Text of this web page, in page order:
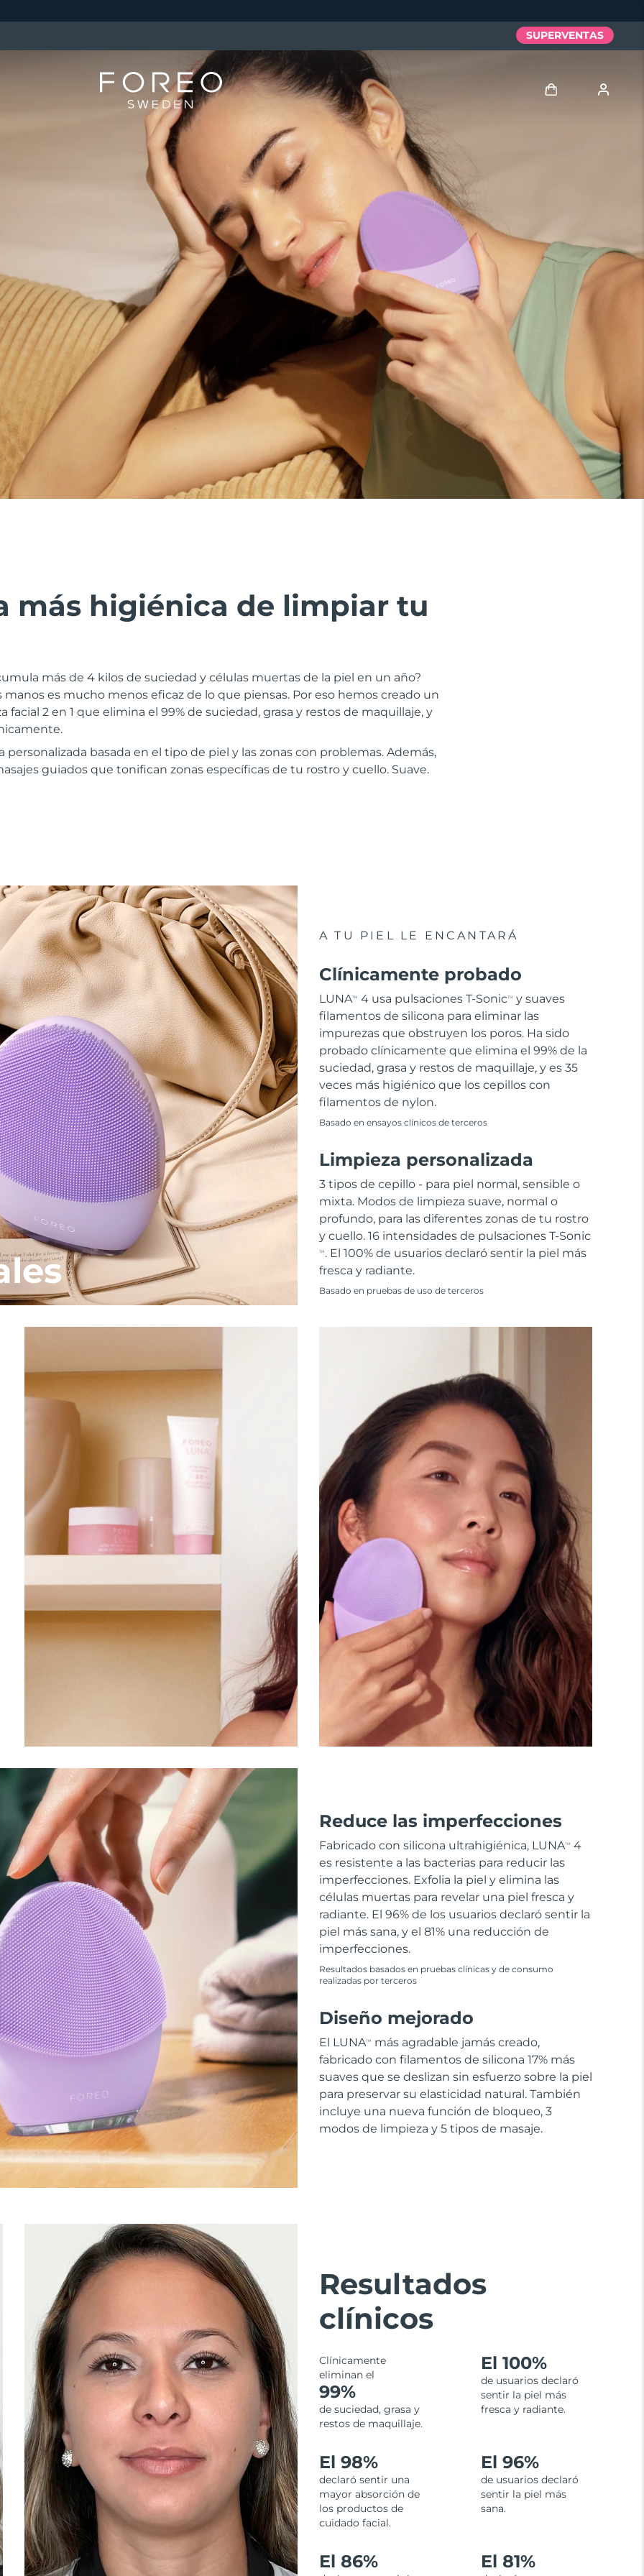
más higiénica de limpiar tu
más de 4 kilos de suciedad y células muertas de la piel en un año?
es mucho menos eficaz de lo que piensas. Por eso hemos creado un
facial 2 en 1 que elimina el 99% de suciedad, grasa y restos de maquillaje, y
personalizada basada en el tipo de piel y las zonas con problemas. Además,
guiados que tonifican zonas específicas de tu rostro y cuello. Suave.
A TU PIEL LE ENCANTARÁ
Clínicamente probado
LUNATM 4 usa pulsaciones T-SonicTM
y suaves
filamentos de silicona para eliminar las
impurezas que obstruyen los poros. Ha sido
probado clínicamente que elimina el 99% de la
suciedad, grasa y restos de maquillaje, y es 35
veces más higiénico que los cepillos con
filamentos de nylon.
Basado en ensayos clínicos de terceros
Limpieza personalizada
3 tipos de cepillo - para piel normal, sensible o
mixta. Modos de limpieza suave, normal o
profundo, para las diferentes zonas de tu rostro
y cuello. 16 intensidades de pulsaciones T-Sonic
TM . El 100% de usuarios declaró sentir la piel más
fresca y radiante.
Basado en pruebas de uso de terceros
Reduce las imperfecciones
Fabricado con silicona ultrahigiénica, LUNATM
4
es resistente a las bacterias para reducir las
imperfecciones. Exfolia la piel y elimina las
células muertas para revelar una piel fresca y
radiante. El 96% de los usuarios declaró sentir la
piel más sana, y el 81% una reducción de
imperfecciones.
Resultados basados en pruebas clínicas y de consumo
realizadas por terceros
Diseño mejorado
El LUNATM
más agradable jamás creado,
fabricado con filamentos de silicona 17% más
suaves que se deslizan sin esfuerzo sobre la piel
para preservar su elasticidad natural. También
incluye una nueva función de bloqueo, 3
modos de limpieza y 5 tipos de masaje.
Resultados
clínicos
Clínicamente
eliminan el
99%
de suciedad, grasa y
restos de maquillaje.
El 100%
de usuarios declaró
sentir la piel más
fresca y radiante.
El 98%
declaró sentir una
mayor absorción de
los productos de
cuidado facial.
El 96%
de usuarios declaró
sentir la piel más
sana.
El 86% El 81%
SUPERVENTAS
Mis pedidos
Mis direcciones
Mis suscripciones